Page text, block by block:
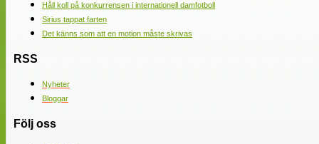
Håll koll på konkurrensen i internationell damfotboll
Sirius tappat farten
Det känns som att en motion måste skrivas
RSS
Nyheter
Bloggar
Följ oss